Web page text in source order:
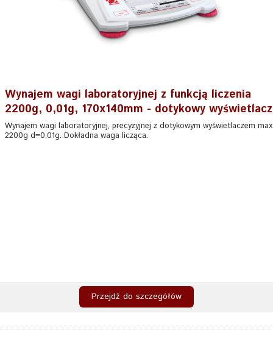
Wynajem wagi laboratoryjnej z funkcją liczenia
2200g, 0,01g, 170x140mm - dotykowy wyświetlacz
Wynajem wagi laboratoryjnej, precyzyjnej z dotykowym wyświetlaczem max
2200g d=0,01g. Dokładna waga licząca.
Przejdź do szczegółów